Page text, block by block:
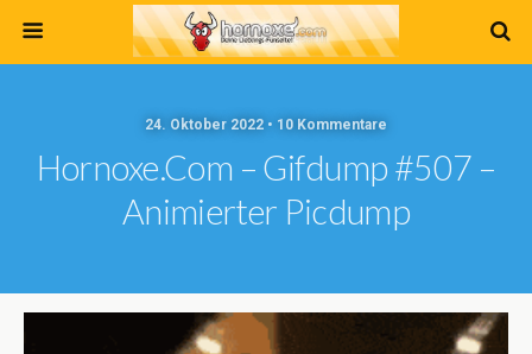
24. Oktober 2022 • 10 Kommentare
Hornoxe.com – Gifdump #507 –
Animierter Picdump